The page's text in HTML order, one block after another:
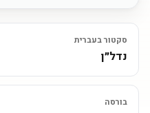
סקטור בעברית
נדל״ן
בורסה